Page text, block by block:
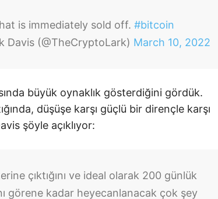
is immediately sold off. #bitcoin
Davis (@TheCryptoLark) March 10, 2022
büyük oynaklık gösterdiğini gördük.
düşüşe karşı güçlü bir dirençle karşı
şöyle açıklıyor:
çıktığını ve ideal olarak 200 günlük
görene kadar heyecanlanacak çok şey